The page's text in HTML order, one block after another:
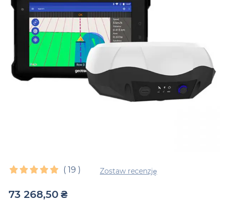
( 19 ) Zostaw recenzję
73 268,50 ₴